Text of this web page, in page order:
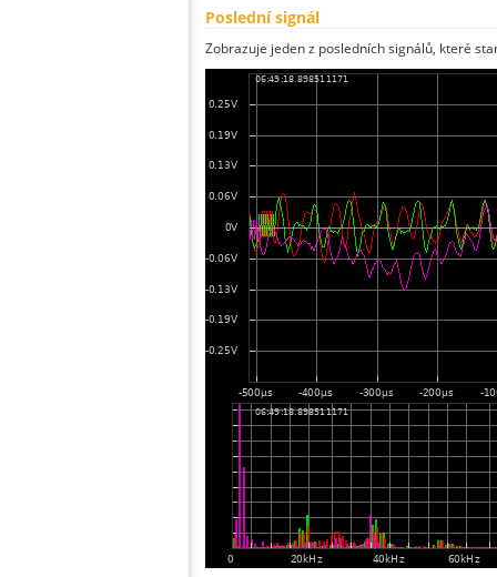
Poslední signál
Zobrazuje jeden z posledních signálů, které